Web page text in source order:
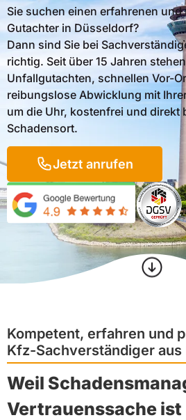
Sie suchen einen erfahrenen
Gutachter in Düsseldorf?
Dann sind Sie bei
richtig. Seit über 15 Jahren
Unfallgutachten, schnellen Vor-
reibungslose Abwicklung mit
um die Uhr, kostenfrei und direkt
Schadensort.
Jetzt anrufen
Kompetent, erfahren un d
Kfz-Sachverständiger aus
Weil
Vertrauenssache ist